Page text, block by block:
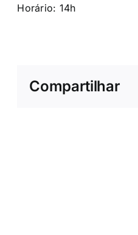
Horário: 14h
Compartilhar